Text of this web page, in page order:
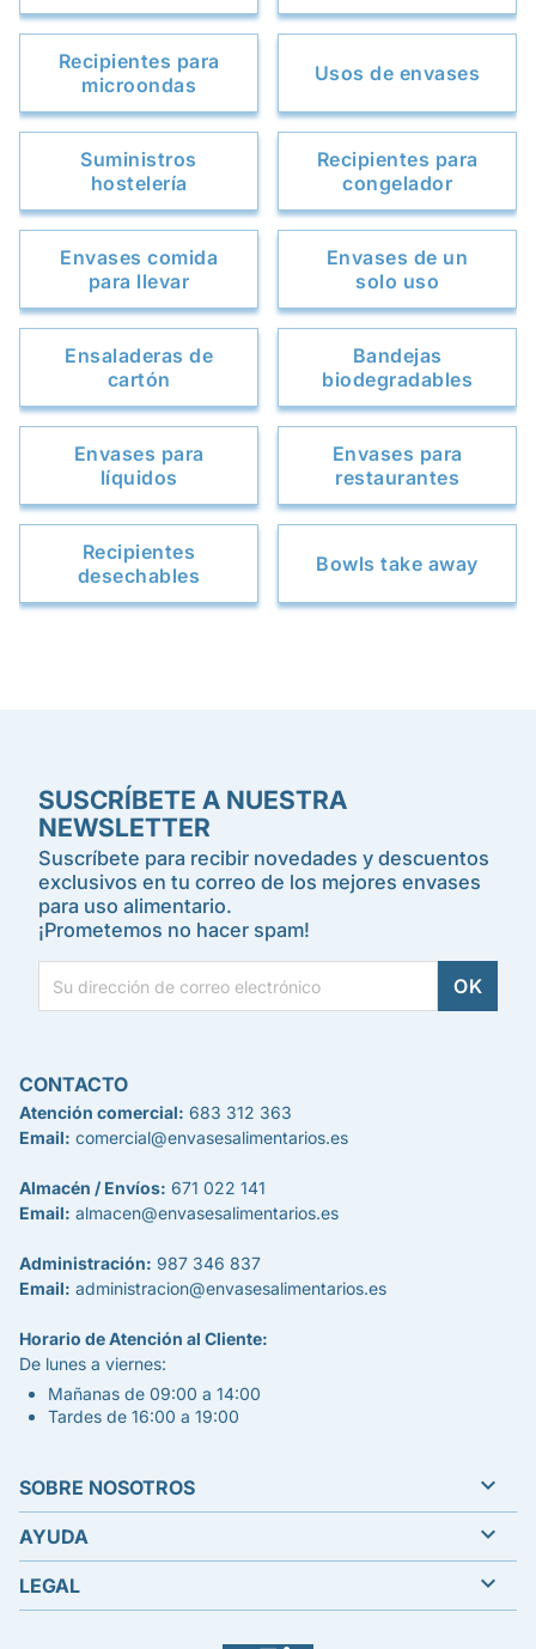
Recipientes para
microondas
Usos de envases
Suministros
hostelería
Recipientes para
congelador
Envases comida
para llevar
Envases de un
solo uso
Ensaladeras de
cartón
Bandejas
biodegradables
Envases para
líquidos
Envases para
restaurantes
Recipientes
desechables
Bowls take away
SUSCRÍBETE A NUESTRA
NEWSLETTER
Suscríbete para recibir novedades y descuentos
exclusivos en tu correo de los mejores envases
para uso alimentario.
¡Prometemos no hacer spam!
CONTACTO
Atención comercial: 683 312 363
Email: comercial@envasesalimentarios.es
Almacén / Envíos: 671 022 141
Email: almacen@envasesalimentarios.es
Administración: 987 346 837
Email: administracion@envasesalimentarios.es
Horario de Atención al Cliente:
De lunes a viernes:
Mañanas de 09:00 a 14:00
Tardes de 16:00 a 19:00
SOBRE NOSOTROS 
AYUDA 
LEGAL 